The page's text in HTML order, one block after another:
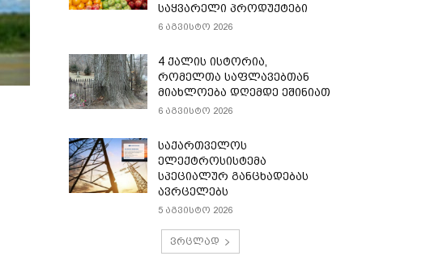
საყვარელი პროდუქტები
6 აგვისტო 2026
4 ქალის ისტორია,
რომელთა საფლავებთან
მიახლოება დღემდე ეშინიათ
6 აგვისტო 2026
საქართველოს
ელექტროსისტემა
სპეციალურ განცხადებას
ავრცელებს
5 აგვისტო 2026
ვრცლად